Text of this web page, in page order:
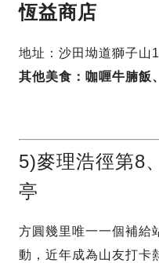
恆益商店
地址：沙田坳道獅子山
其他美食：咖喱牛腩飯
5)麥理浩徑第8
亭
方圓幾里唯一一個補給
動，近年成為山友打卡